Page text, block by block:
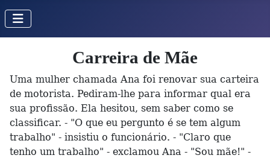
Carreira de Mãe
Uma mulher chamada Ana foi renovar sua carteira
de motorista. Pediram-lhe para informar qual era
sua profissão. Ela hesitou, sem saber como se
classificar. - "O que eu pergunto é se tem algum
trabalho" - insistiu o funcionário. - "Claro que
tenho um trabalho" - exclamou Ana - "Sou mãe!" -